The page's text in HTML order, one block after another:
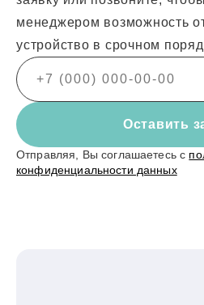
менеджером возможность
устройство в срочном
Оставить
Отправляя, Вы соглашаетесь с
конфиденциальности данных